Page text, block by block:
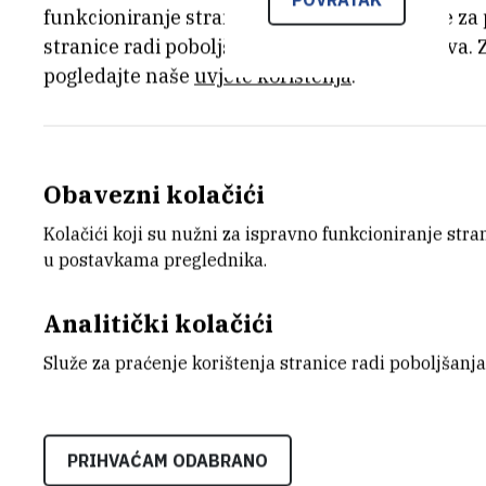
Jučer je na Institutu
sponsored by the Ruđer
Overview of the
gospodarske i
Republike Austrije i dr.
u znanosti i istraživanju
programe Republike
Veleposlanik Kickert i dr. Polzer
novih znanja od vitalne važnosti za
razvoj i društvo temeljeno na znanju
funkcioniranje stranice, dok se drugi koriste
stranice radi poboljšanja korisničkog iskustva.
pogledajte naše uvjete korištenja.
Obavezni kolačići
Kolačići koji su nužni za ispravno funkcioniranje
u postavkama preglednika.
Analitički kolačići
Služe za praćenje korištenja stranice radi
PRIHVAĆAM ODABRANO